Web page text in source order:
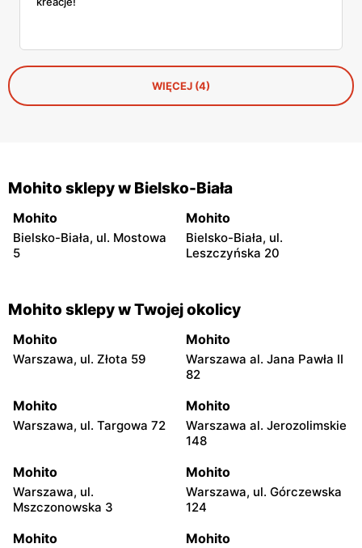
WIĘCEJ (4)
Mohito sklepy w Bielsko-Biała
Mohito
Bielsko-Biała, ul. Mostowa
5
Mohito
Bielsko-Biała, ul.
Leszczyńska 20
Mohito sklepy w Twojej okolicy
Mohito
Warszawa, ul. Złota 59
Mohito
Warszawa al. Jana Pawła II
82
Mohito
Warszawa, ul. Targowa 72
Mohito
Warszawa al. Jerozolimskie
148
Mohito
Warszawa, ul.
Mszczonowska 3
Mohito
Warszawa, ul. Górczewska
124
Mohito Mohito